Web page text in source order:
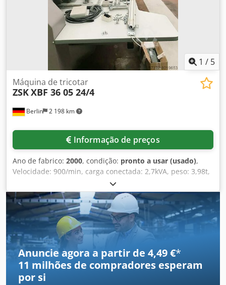
1 / 5
Berlin 2 198 km
Máquina de tricotar
ZSKXBF 36 05 24/4
Informação de preços
Ano de fabrico: 2000, condição: pronto a usar (usado),
Velocidade: 900/min, carga conectada: 2,7kVA, peso: 3,98t,
com documentação. Dsdeiy D Agopfx Ak Uskr
Anuncie agora a partir de 4,49 €*
11 milhões de compradores esperam
por si